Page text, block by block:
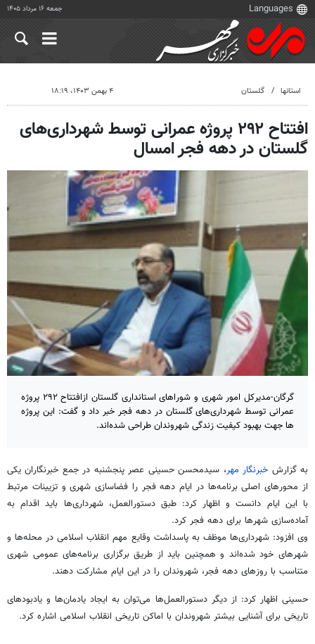
جمعه ۱۶ مرداد ۱۴۰۵
استانها گلستان ۴ بهمن ۱۴۰۳، ۱۸:۱۹
افتتاح ۲۹۲ پروژه عمرانی توسط شهرداری‌های
گلستان در دهه فجر امسال
گرگان-مدیرکل امور شهری و شوراهای استانداری گلستان ازافتتاح ۲۹۲ پروژه
عمرانی توسط شهرداری‌های گلستان در دهه فجر خبر داد و گفت: این پروژه
ها جهت بهبود کیفیت زندگی شهروندان طراحی شده‌اند.
به گزارش خبرنگار مهر، سیدمحسن حسینی عصر پنجشنبه در جمع خبرنگاران یکی
از محورهای اصلی برنامه‌ها در ایام دهه فجر را فضاسازی شهری و تزیینات مرتبط
با این ایام دانست و اظهار کرد: طبق دستورالعمل، شهرداری‌ها باید اقدام به
آماده‌سازی شهرها برای دهه فجر کرد.
وی افزود: شهرداری‌ها موظف به پاسداشت وقایع مهم انقلاب اسلامی در محله‌ها و
شهرهای خود شده‌اند و همچنین باید از طریق برگزاری برنامه‌های عمومی شهری
متناسب با روزهای دهه فجر، شهروندان را در این ایام مشارکت دهند.
حسینی اظهار کرد: از دیگر دستورالعمل‌ها می‌توان به ایجاد یادمان‌ها و یادبودهای
تاریخی برای آشنایی بیشتر شهروندان با اماکن تاریخی انقلاب اسلامی اشاره کرد.